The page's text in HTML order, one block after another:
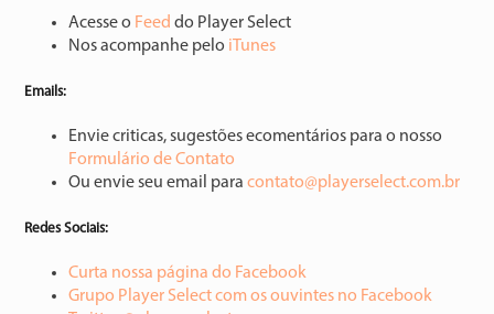
Acesse o Feed do Player Select
Nos acompanhe pelo iTunes
Emails:
Envie criticas, sugestões ecomentários para o nosso
Formulário de Contato
Ou envie seu email paracontato@playerselect.com.br
Redes Sociais:
Curta nossa página do Facebook
Grupo Player Select com os ouvintes no Facebook